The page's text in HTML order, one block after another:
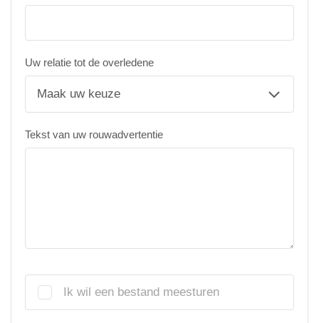
Uw relatie tot de overledene
Tekst van uw rouwadvertentie
Ik wil een bestand meesturen